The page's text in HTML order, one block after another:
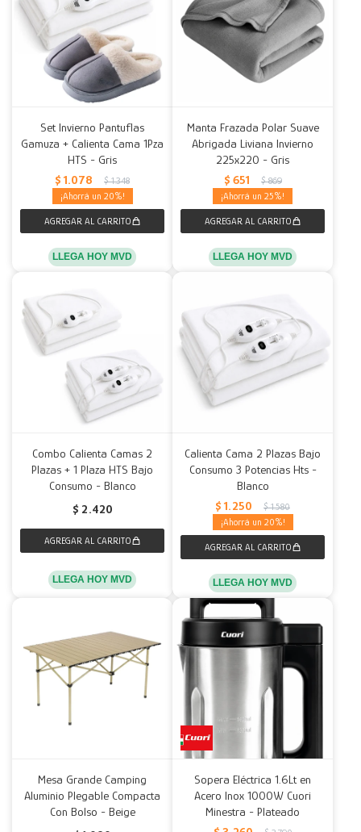
Set Invierno Pantuflas
Gamuza + Calienta Cama 1Pza
HTS - Gris
$ 1.078 $ 1.348
20
LLEGA HOY MVD
Manta Frazada Polar Suave
Abrigada Liviana Invierno
225x220 - Gris
$ 651 $ 869
25
LLEGA HOY MVD
Combo Calienta Camas 2
Plazas + 1 Plaza HTS Bajo
Consumo - Blanco
$ 2.420
LLEGA HOY MVD
Calienta Cama 2 Plazas Bajo
Consumo 3 Potencias Hts -
Blanco
$ 1.250 $ 1.580
20
LLEGA HOY MVD
Mesa Grande Camping
Aluminio Plegable Compacta
Con Bolso - Beige
Sopera Eléctrica 1.6Lt en
Acero Inox 1000W Cuori
Minestra - Plateado